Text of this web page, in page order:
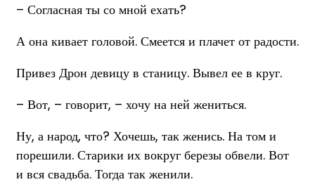
– Согласная ты со мной ехать?
А она кивает головой. Смеется и плачет от радости.
Привез Дрон девицу в станицу. Вывел ее в круг.
– Вот, – говорит, – хочу на ней жениться.
Ну, а народ, что? Хочешь, так женись. На том и
порешили. Старики их вокруг березы обвели. Вот
и вся свадьба. Тогда так женили.